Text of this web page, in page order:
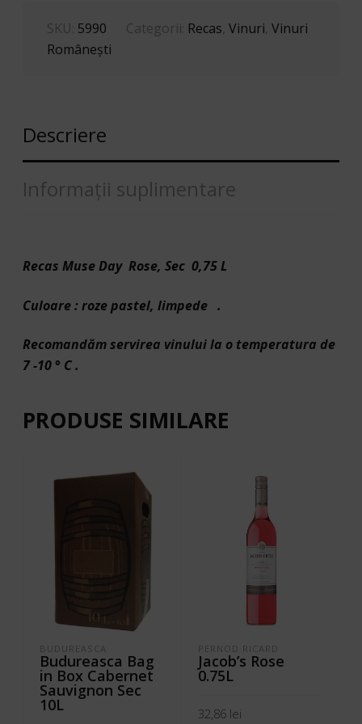
SKU: 5990 Categorii: Recas ,Vinuri ,Vinuri
Româneşti
Descriere
Informații suplimentare
Recas Muse Day Rose, Sec 0,75 L
Culoare : roze pastel, limpede .
Recomandăm servirea vinului la o temperatura de
7 -10 ° C .
PRODUSE SIMILARE
BUDUREASCA
Budureasca Bag
in Box Cabernet
Sauvignon Sec
10L
PERNOD RICARD
Jacob’s Rose
0.75L
32,86 lei